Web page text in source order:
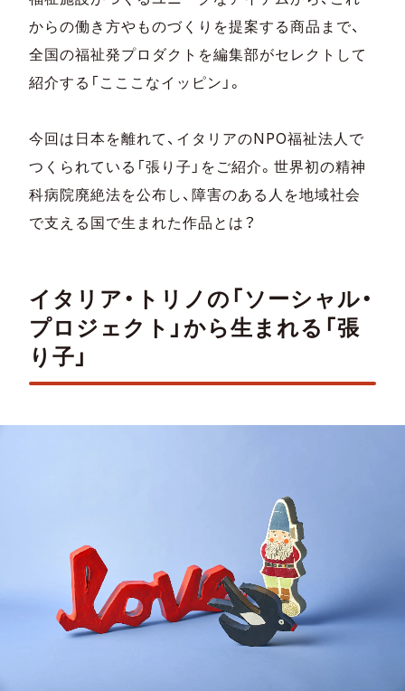
からの働き方やものづくりを提案する商品まで、
全国の福祉発プロダクトを編集部がセレクトして
紹介する「こここなイッピン」。
今回は日本を離れて、イタリアのNPO福祉法人で
つくられている「張り子」をご紹介。世界初の精神
科病院廃絶法を公布し、障害のある人を地域社会
で支える国で生まれた作品とは？
イタリア・トリノの「ソーシャル・
プロジェクト」から生まれる「張
り子」